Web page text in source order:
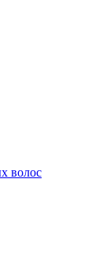
волос